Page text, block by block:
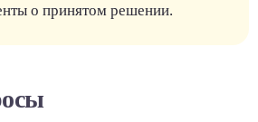
о принятом решении.